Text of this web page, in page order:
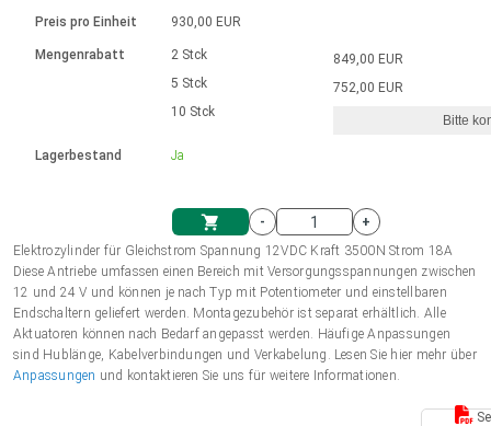
Einheitssystem
Einkaufswagen
Hubmagnete
230 - 50 Hz | 110 - 60 Hz
Drehzahlregelung für die AIS-Serie
Bürstenlose Gleichstrommotoren
mit Planetengetriebe und internem
Ø 28-42| 1-1400 rpm | <= 290Ncm
Bürstenlose DC Motor Controller
Gleichstrommotoren mit
Schneckengetriebe und Bürsten
Ø43-124mm | 31-425rpm | ≤ 41Nm
Treiber für Gleichstrommotoren mit
Synchron-Asynchron | für 1-4 Elektrozylinder
Synchron-Asynchron | für 1-4 Elektrozylinder
Français (EUR)
Polski (EUR)
Norsk (NOK)
Suomi (EUR)
Preis pro Einheit
Mengenrabatt
Lagerbestand
930,00 EUR
2 Stck
5 Stck
10 Stck
Ja
849,00 EUR
752,00 EUR
Bitte
-
+
Elektrozylinder für Gleichstrom Spannung 12VDC Kraft 3500N Strom 18A
Diese Antriebe umfassen einen Bereich mit Versorgungsspannungen zwischen
12 und 24 V und können je nach Typ mit Potentiometer und einstellbaren
Endschaltern geliefert werden. Montagezubehör ist separat erhältlich. Alle
Aktuatoren können nach Bedarf angepasst werden. Häufige Anpassungen
sind Hublänge, Kabelverbindungen und Verkabelung. Lesen Sie hier mehr über
Anpassungen und kontaktieren Sie uns für weitere Informationen.